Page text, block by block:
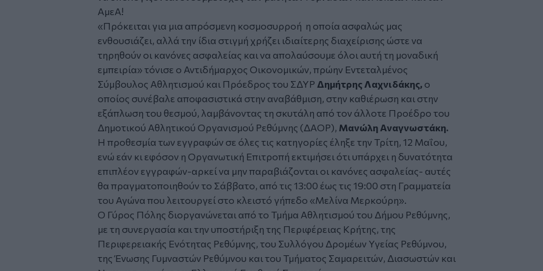
ΑμεΑ!
«Πρόκειται για μια απρόσμενη κοσμοσυρροή η οποία ασφαλώς μας
ενθουσιάζει, αλλά την ίδια στιγμή χρήζει ιδιαίτερης διαχείρισης ώστε να
τηρηθούν οι κανόνες ασφαλείας και να απολαύσουμε όλοι αυτή τη μοναδική
εμπειρία» τόνισε ο Αντιδήμαρχος Οικονομικών, πρώην Εντεταλμένος
Σύμβουλος Αθλητισμού και Πρόεδρος του ΣΔΥΡ Δημήτρης Λαχνιδάκης, ο
οποίος συνέβαλε αποφασιστικά στην αναβάθμιση, στην καθιέρωση και στην
εξάπλωση του θεσμού, λαμβάνοντας τη σκυτάλη από τον άλλοτε Προέδρο του
Δημοτικού Αθλητικού Οργανισμού Ρεθύμνης (ΔΑΟΡ), Μανώλη Αναγνωστάκη.
Η προθεσμία των εγγραφών σε όλες τις κατηγορίες έληξε την Τρίτη, 12 Μαΐου,
ενώ εάν κι εφόσον η Οργανωτική Επιτροπή εκτιμήσει ότι υπάρχει η δυνατότητα
επιπλέον εγγραφών-αρκεί να μην παραβιάζονται οι κανόνες ασφαλείας- αυτές
θα πραγματοποιηθούν το Σάββατο, από τις 13:00 έως τις 19:00 στη Γραμματεία
του Αγώνα που λειτουργεί στο κλειστό γήπεδο «Μελίνα Μερκούρη».
Ο Γύρος Πόλης διοργανώνεται από το Τμήμα Αθλητισμού του Δήμου Ρεθύμνης,
με τη συνεργασία και την υποστήριξη της Περιφέρειας Κρήτης, της
Περιφερειακής Ενότητας Ρεθύμνης, του Συλλόγου Δρομέων Υγείας Ρεθύμνου,
της Ένωσης Γυμναστών Ρεθύμνου και του Τμήματος Σαμαρειτών, Διασωστών και